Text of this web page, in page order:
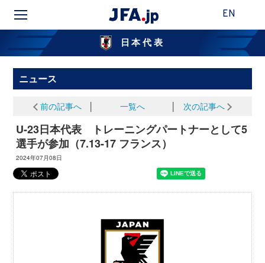
EN
日本代表
ニュース
前の記事へ 一覧へ 次の記事へ
U-23日本代表 トレーニングパートナーとして5
選手が参加（7.13-17 フランス）
2024年07月08日